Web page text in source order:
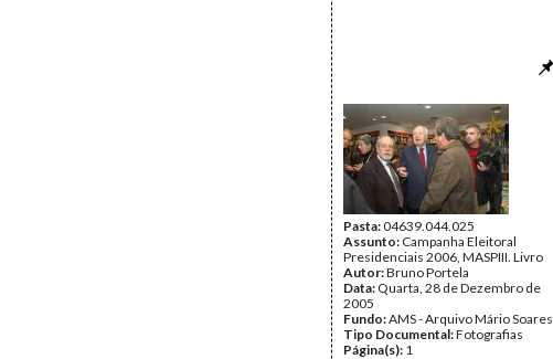
Pasta:04639.044.025
Assunto: Campanha Eleitoral
Presidenciais 2006, MASPIII. Livro
Autor:Bruno Portela
Data: Quarta, 28 de Dezembro de
2005
Fundo:AMS - Arquivo Mário Soares
Tipo Documental:Fotografias
Página(s): 1